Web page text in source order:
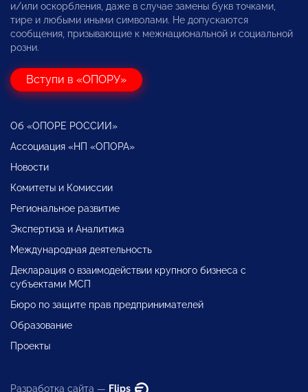
и/или оскорбления, даже в случае замены букв точками,
тире и любыми иными символами. Не допускаются
сообщения, призывающие к межнациональной и социальной
розни.
Вступи в «ОПОРУ»
Об «ОПОРЕ РОССИИ»
Ассоциация «НП «ОПОРА»
Новости
Комитеты и Комиссии
Региональное развитие
Экспертиза и Аналитика
Международная деятельность
Декларация о взаимодействии крупного бизнеса с
субъектами МСП
Бюро по защите прав предпринимателей
Образование
Проекты
Разработка сайта — Flips